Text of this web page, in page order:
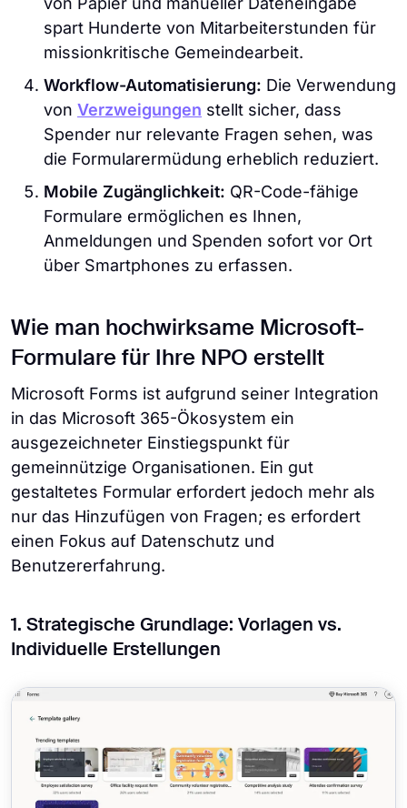
spart Hunderte von Mitarbeiterstunden für
missionkritische Gemeindearbeit.
Workflow-Automatisierung: Die Verwendung
von Verzweigungen stellt sicher, dass
Spender nur relevante Fragen sehen, was
die Formularermüdung erheblich reduziert.
Mobile Zugänglichkeit: QR-Code-fähige
Formulare ermöglichen es Ihnen,
Anmeldungen und Spenden sofort vor Ort
über Smartphones zu erfassen.
Wie man hochwirksame Microsoft-
Formulare für Ihre NPO erstellt
Microsoft Forms ist aufgrund seiner Integration
in das Microsoft 365-Ökosystem ein
ausgezeichneter Einstiegspunkt für
gemeinnützige Organisationen. Ein gut
gestaltetes Formular erfordert jedoch mehr als
nur das Hinzufügen von Fragen; es erfordert
einen Fokus auf Datenschutz und
Benutzererfahrung.
1. Strategische Grundlage: Vorlagen vs.
Individuelle Erstellungen